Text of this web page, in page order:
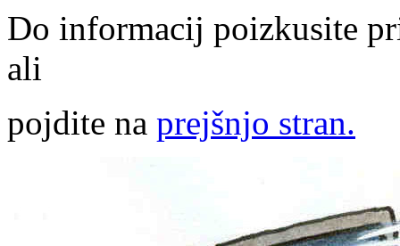
Do informacij poizkusite
ali
pojdite na prejšnjo stran.